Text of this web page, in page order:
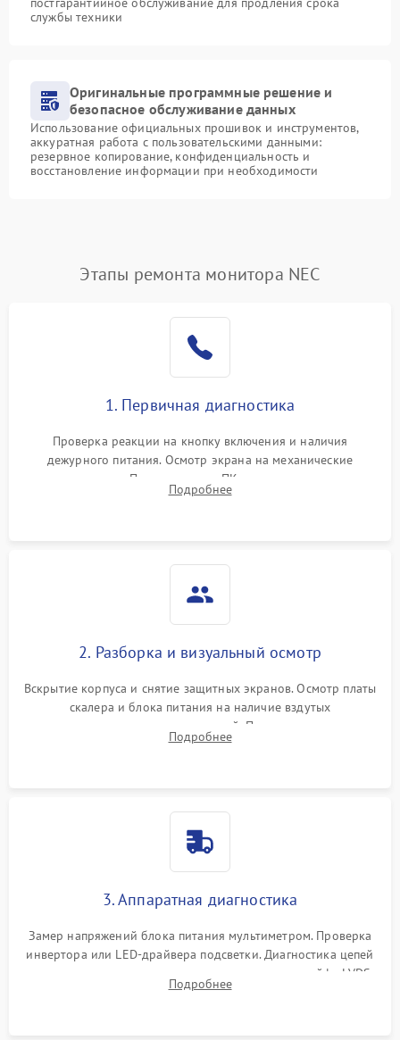
службы техники
Оригинальные программные решение и
безопасное обслуживание данных
Использование официальных прошивок и инструментов,
аккуратная работа с пользовательскими данными:
резервное копирование, конфиденциальность и
восстановление информации при необходимости
Этапы ремонта монитора NEC
1. Первичная диагностика
Проверка реакции на кнопку включения и наличия
дежурного питания. Осмотр экрана на механические
повреждения. Подключение к ПК для оценки вывода
изображения, работы подсветки и выявления артефактов на
Подробнее
2. Разборка и визуальный осмотр
Вскрытие корпуса и снятие защитных экранов. Осмотр платы
скалера и блока питания на наличие вздутых
конденсаторов, прогаров, окислений. Проверка надежности
контактов и целостности шлейфов матрицы.
Подробнее
3. Аппаратная диагностика
Замер напряжений блока питания мультиметром. Проверка
инвертора или LED-драйвера подсветки. Диагностика цепей
питания скалера и тестирование сигналов на шлейфе LVDS
Подробнее